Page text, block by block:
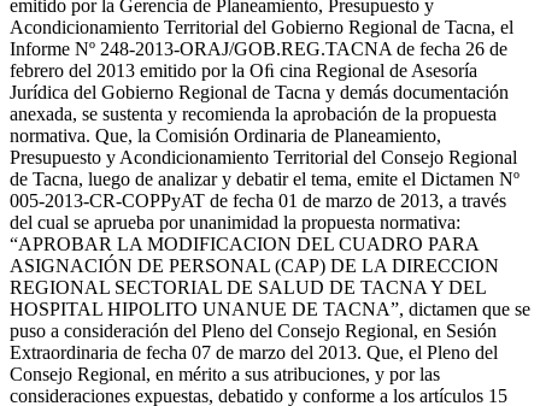
emitido por la Gerencia de Planeamiento, Presupuesto y
Acondicionamiento Territorial del Gobierno Regional de Tacna, el
Informe Nº 248-2013-ORAJ/GOB.REG.TACNA de fecha 26 de
febrero del 2013 emitido por la Oﬁ cina Regional de Asesoría
Jurídica del Gobierno Regional de Tacna y demás documentación
anexada, se sustenta y recomienda la aprobación de la propuesta
normativa. Que, la Comisión Ordinaria de Planeamiento,
Presupuesto y Acondicionamiento Territorial del Consejo Regional
de Tacna, luego de analizar y debatir el tema, emite el Dictamen Nº
005-2013-CR-COPPyAT de fecha 01 de marzo de 2013, a través
del cual se aprueba por unanimidad la propuesta normativa:
“APROBAR LA MODIFICACION DEL CUADRO PARA
ASIGNACIÓN DE PERSONAL (CAP) DE LA DIRECCION
REGIONAL SECTORIAL DE SALUD DE TACNA Y DEL
HOSPITAL HIPOLITO UNANUE DE TACNA”, dictamen que se
puso a consideración del Pleno del Consejo Regional, en Sesión
Extraordinaria de fecha 07 de marzo del 2013. Que, el Pleno del
Consejo Regional, en mérito a sus atribuciones, y por las
consideraciones expuestas, debatido y conforme a los artículos 15